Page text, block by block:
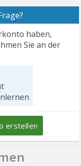
haben,
Sie an der
erstellen